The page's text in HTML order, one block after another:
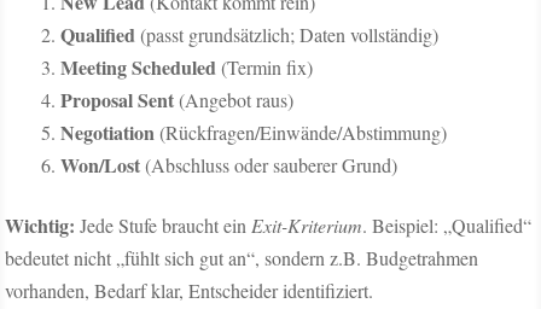
Qualified(passt grundsätzlich; Daten vollständig)
Meeting Scheduled(Termin fix)
Proposal Sent(Angebot raus)
Negotiation(Rückfragen/Einwände/Abstimmung)
Won/Lost(Abschluss oder sauberer Grund)
Wichtig: Jede Stufe braucht ein Exit-Kriterium. Beispiel: „Qualified“
bedeutet nicht „fühlt sich gut an“, sondern z.B. Budgetrahmen
vorhanden, Bedarf klar, Entscheider identifiziert.